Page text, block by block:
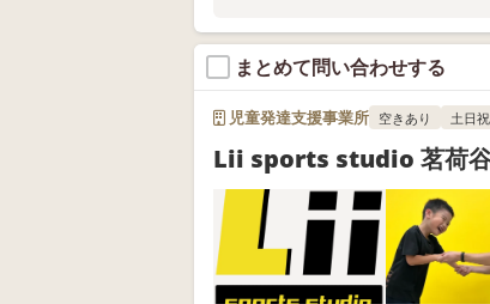
まとめて問い合わせする
児童発達支援事業所 空きあり 土日
Lii sports studio 茗荷